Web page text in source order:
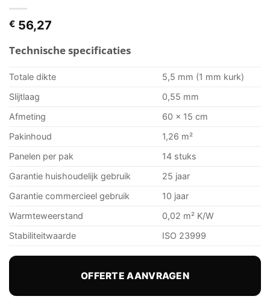
€ 56,27
Technische specificaties
Totale dikte
5,5 mm (1 mm kurk)
Slijtlaag
0,55 mm
Afmeting
60 x 15 cm
Pakinhoud
1,26 m²
Panelen per pak
14 stuks
Garantie huishoudelijk gebruik
25 jaar
Garantie commercieel gebruik
10 jaar
Warmteweerstand
0,02 m² K/W
Stabiliteitwaarde
ISO 23999
OFFERTE AANVRAGEN